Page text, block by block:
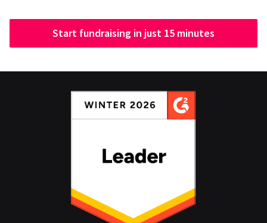
Start fundraising in just 15 minutes